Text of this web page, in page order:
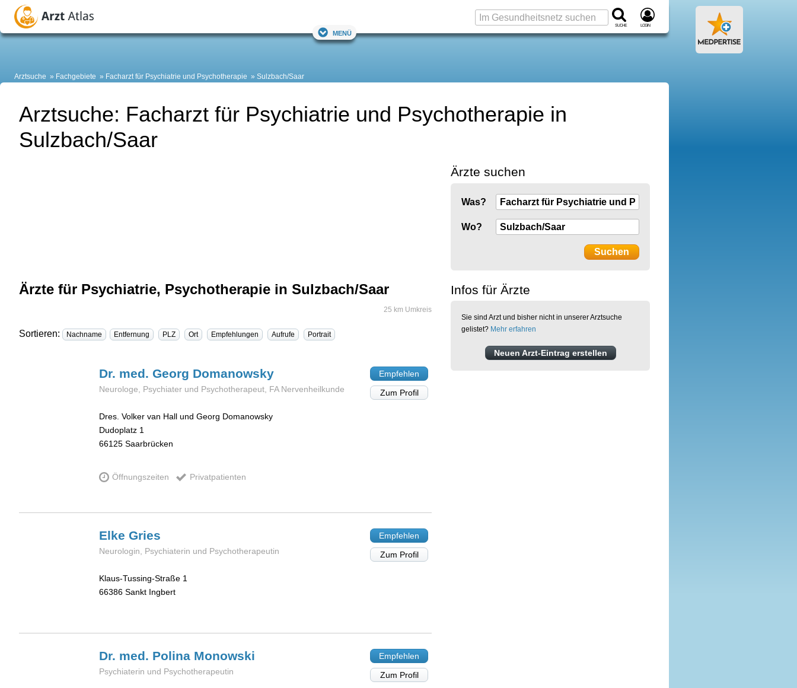
Suche Login
Menü
Arztsuche Fachgebiete Facharzt für Psychiatrie und Psychotherapie Sulzbach/Saar
Arztsuche: Facharzt für Psychiatrie und Psychotherapie in
Sulzbach/Saar
Ärzte für Psychiatrie, Psychotherapie in Sulzbach/Saar
25 km Umkreis
Sortieren: Nachname Entfernung PLZ Ort Empfehlungen Aufrufe Portrait
Dr. med. Georg Domanowsky
Neurologe, Psychiater und Psychotherapeut, FA Nervenheilkunde
Dres. Volker van Hall und Georg Domanowsky
Dudoplatz 1
66125 Saarbrücken
Öffnungszeiten Privatpatienten
Empfehlen
Zum Profil
Elke Gries
Neurologin, Psychiaterin und Psychotherapeutin
Klaus-Tussing-Straße 1
66386 Sankt Ingbert
Empfehlen
Zum Profil
Dr. med. Polina Monowski
Psychiaterin und Psychotherapeutin
Empfehlen
Zum Profil
Ärzte suchen
Was?
Wo?
Infos für Ärzte
Sie sind Arzt und bisher nicht in unserer Arztsuche
gelistet? Mehr erfahren
Neuen Arzt-Eintrag erstellen